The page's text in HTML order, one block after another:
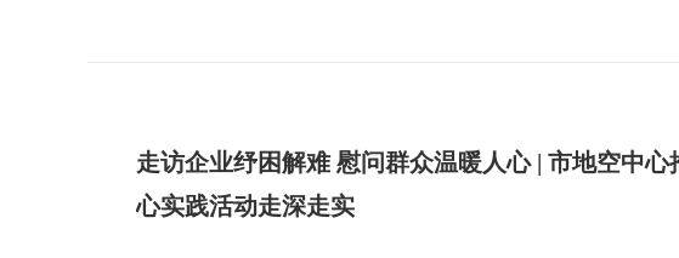
走访企业纾困解难 慰问群众温暖人心 | 市地空中
心实践活动走深走实